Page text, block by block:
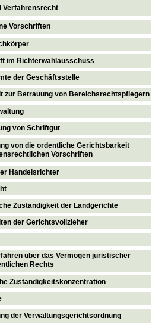
Verfahrensrecht
Vorschriften
im Richterwahlausschuss
der Geschäftsstelle
zur Betrauung von Bereichsrechtspflegern
von Schriftgut
von die ordentliche Gerichtsbarkeit
Vorschriften
Handelsrichter
Zuständigkeit der Landgerichte
der Gerichtsvollzieher
über das Vermögen juristischer
Rechts
Zuständigkeitskonzentration
der Verwaltungsgerichtsordnung